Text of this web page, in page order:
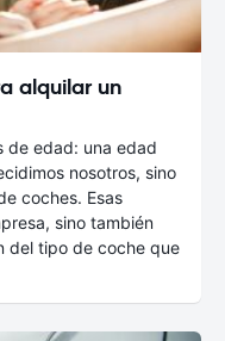
alquilar un
de edad: una edad
nosotros, sino
coches. Esas
sino también
del tipo de coche que